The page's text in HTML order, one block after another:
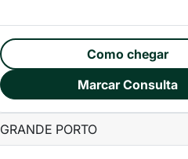
Como chegar
Marcar Consulta
GRANDE PORTO